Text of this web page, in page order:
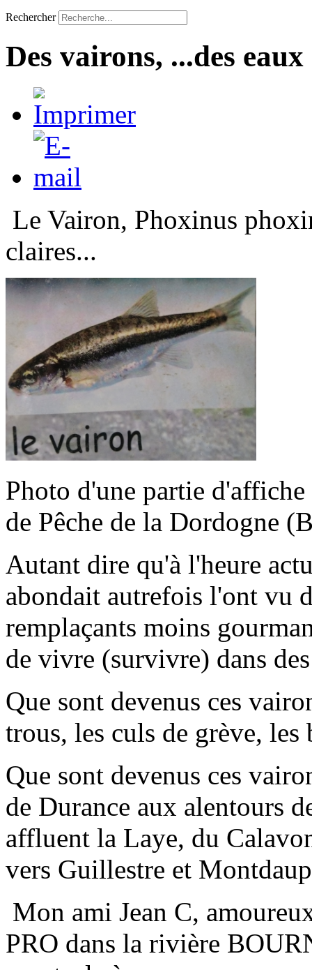
Rechercher
Des vairons, ...des
Le Vairon, Phoxinus
claires...
Photo d'une partie
de Pêche de la Dordogne
Autant dire qu'à l'heure
abondait autrefois l'ont vu
remplaçants moins
de vivre (survivre) dans
Que sont devenus ces
trous, les culs de grève, les
Que sont devenus ces
de Durance aux alentours
affluent la Laye, du
vers Guillestre et
Mon ami Jean C,
PRO dans la rivière